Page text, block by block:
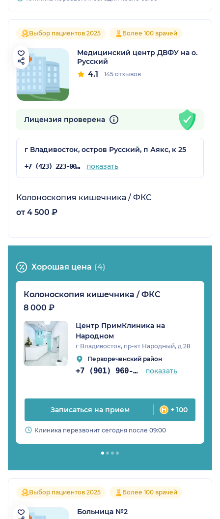
Выбор пациентов 2025 Более 100 врачей
Медицинский центр ДВФУ на о.
Русский
4.1 145 отзывов
Лицензия проверена
г Владивосток, остров Русский, п Аякс, к 25
+7 (423) 223-00-00 показать
Колоноскопия кишечника / ФКС
от 4 500 ₽
Хорошая цена (4)
Колоноскопия кишечника / ФКС
8 000 ₽
Центр ПримКлиника на
Народном
г Владивосток, пр-кт Народный, д 28
Первореченский район
+7 (901) 960-83-49 показать
Записаться на прием + 100
Клиника перезвонит сегодня после 09:00
Выбор пациентов 2025 Более 100 врачей
Больница №2